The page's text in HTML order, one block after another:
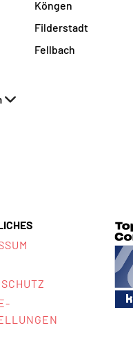
Köngen
Filderstadt
Fellbach